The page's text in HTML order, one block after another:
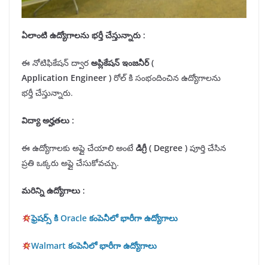
ఏలాంటి ఉద్యోగాలను భర్తీచేస్తున్నారు :
ఈ నోటిఫికేషన్ ద్వారఅప్లికేషన్ ఇంజనీర్ (
Application Engineer ) రోల్ కి సంభందించిన ఉద్యోగాలను
భర్తీ చేస్తున్నారు.
విద్యా అర్హతలు :
ఈ ఉద్యోగాలకు అప్లై చేయాలి అంటే డిగ్రీ ( Degree ) పూర్తి చేసిన
ప్రతి ఒక్కరు అప్లై చేసుకోవచ్చు.
మరిన్ని ఉద్యోగాలు :
ఫ్రెషర్స్ కి Oracle కంపెనీలో భారీగా ఉద్యోగాలు
Walmart కంపెనీలో భారీగా ఉద్యోగాలు